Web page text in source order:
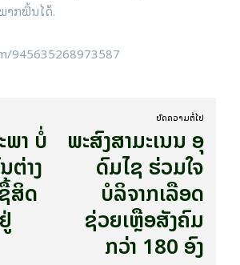
າກພື້ນໄດ້.
945635268973587
ພາ ບໍ່
ຕ່າງ
ສິດ
ບົດ​ຄວາມ​ຕໍ່​ໄປ
ພະສົງສາມະເນນ​ ອຸ​
ດົມ​ໄຊ ຮ່ວມໃຈ
ບໍລິຈາກເລືອດ
ຊ່ວຍເຫຼືອສັງຄົມ
ກວ່າ 180 ອົງ